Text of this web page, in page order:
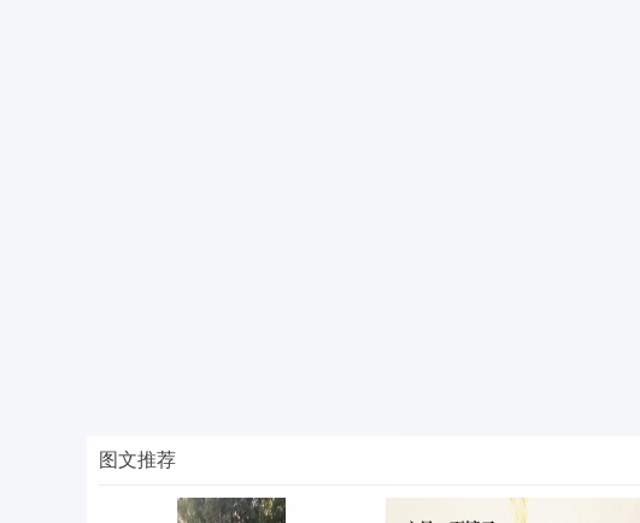
图文推荐